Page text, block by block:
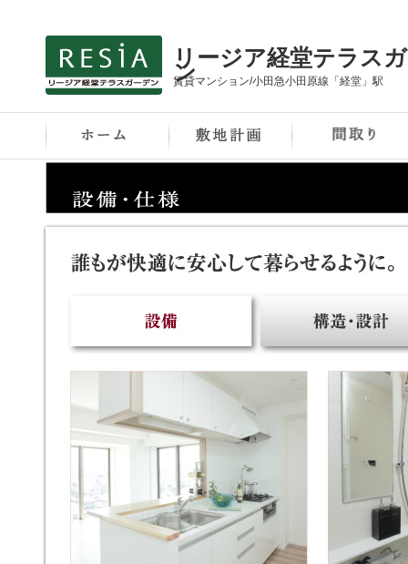
リージア経堂テラス
ン
賃貸マンション/小田急小田原線「経堂」駅